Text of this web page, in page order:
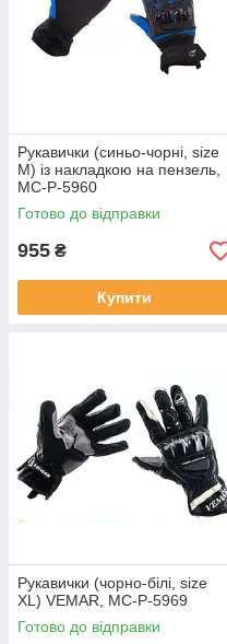
Рукавички (синьо-чорні, size
M) із накладкою на пензель,
MC-P-5960
Готово до відправки
955 ₴
Купити
Рукавички (чорно-білі, size
XL) VEMAR, MC-P-5969
Готово до відправки